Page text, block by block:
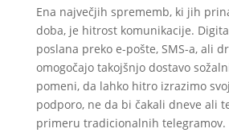
Ena največjih sprememb, ki jih
doba, je hitrost komunikacije.
poslana preko e-pošte, SMS-a, ali
omogočajo takojšnjo dostavo
pomeni, da lahko hitro izrazimo
podporo, ne da bi čakali dneve ali
primeru tradicionalnih telegramov.